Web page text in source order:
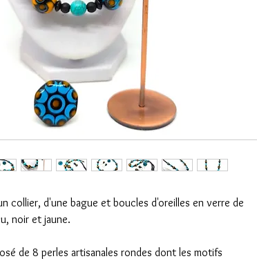
collier, d'une bague et boucles d'oreilles en verre de
noir et jaune.
de 8 perles artisanales rondes dont les motifs